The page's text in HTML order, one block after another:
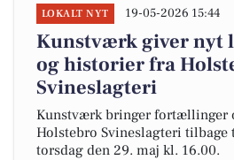
LOKALT NYT 19-05-2026 15:44
Kunstværk giver nyt
og historier fra
Svineslagteri
Kunstværk bringer fortællinger
Holstebro Svineslagteri
torsdag den 29. maj kl. 16.00.